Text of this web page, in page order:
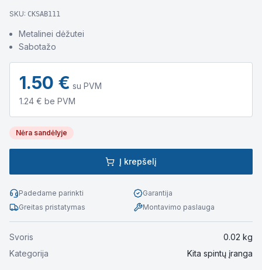
SKU: CKSAB111
Metalinei dėžutei
Sabotažo
1.50 € su PVM
1.24 € be PVM
Nėra sandėlyje
Į krepšelį
Padedame parinkti
Garantija
Greitas pristatymas
Montavimo paslauga
Svoris 0.02 kg
Kategorija
Kita spintų įranga